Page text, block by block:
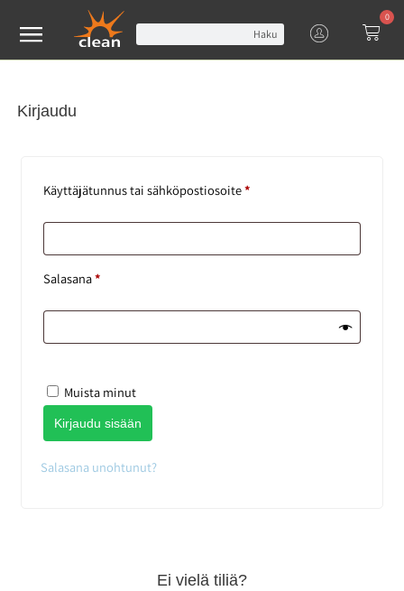
Haku
0
Kirjaudu
Käyttäjätunnus tai sähköpostiosoite*
Salasana*
Muista minut
Kirjaudu sisään
Salasana unohtunut?
Ei vielä tiliä?